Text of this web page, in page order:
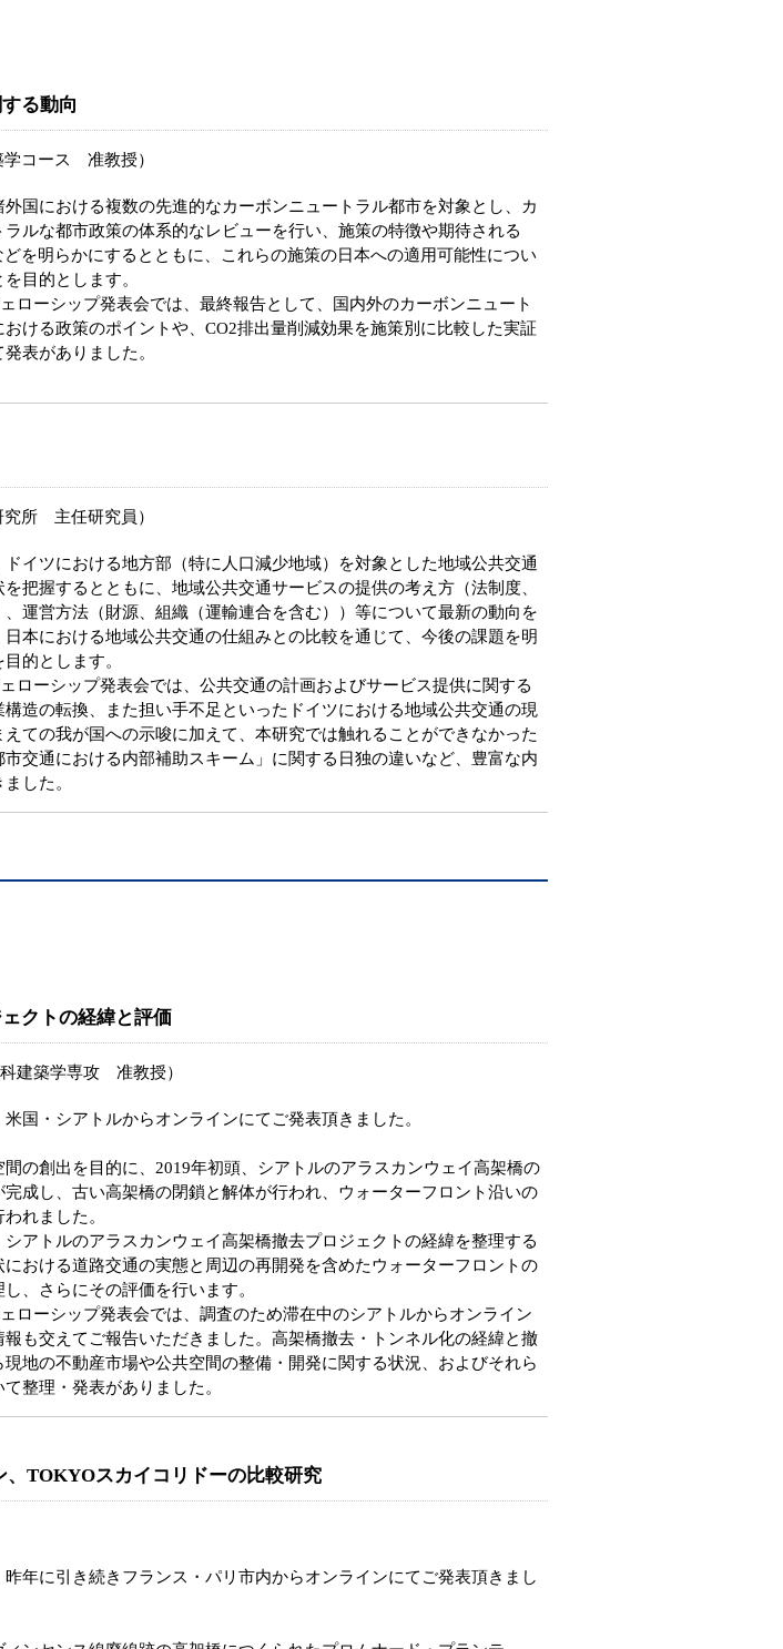
る動向
コース 准教授）
国における複数の先進的なカーボンニュートラル都市を対象とし、カ
ラルな都市政策の体系的なレビューを行い、施策の特徴や期待される
どを明らかにするとともに、これらの施策の日本への適用可能性につい
目的とします。
ローシップ発表会では、最終報告として、国内外のカーボンニュート
おける政策のポイントや、CO2排出量削減効果を施策別に比較した実証
表がありました。
所 主任研究員）
イツにおける地方部（特に人口減少地域）を対象とした地域公共交通
把握するとともに、地域公共交通サービスの提供の考え方（法制度、
、運営方法（財源、組織（運輸連合を含む））等について最新の動向を
日本における地域公共交通の仕組みとの比較を通じて、今後の課題を明
的とします。
ローシップ発表会では、公共交通の計画およびサービス提供に関する
造の転換、また担い手不足といったドイツにおける地域公共交通の現
ての我が国への示唆に加えて、本研究では触れることができなかった
市交通における内部補助スキーム」に関する日独の違いなど、豊富な内
した。
クトの経緯と評価
建築学専攻 准教授）
国・シアトルからオンラインにてご発表頂きました。
の創出を目的に、2019年初頭、シアトルのアラスカンウェイ高架橋の
完成し、古い高架橋の閉鎖と解体が行われ、ウォーターフロント沿いの
れました。
アトルのアラスカンウェイ高架橋撤去プロジェクトの経緯を整理する
における道路交通の実態と周辺の再開発を含めたウォーターフロントの
、さらにその評価を行います。
ローシップ発表会では、調査のため滞在中のシアトルからオンライン
報も交えてご報告いただきました。⾼架橋撤去・トンネル化の経緯と撤
地の不動産市場や公共空間の整備・開発に関する状況、およびそれら
整理・発表がありました。
TOKYOスカイコリドーの比較研究
年に引き続きフランス・パリ市内からオンラインにてご発表頂きまし